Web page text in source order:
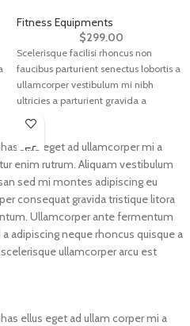
Fitness Equipments
$299.00
Scelerisque facilisi rhoncus non
faucibus parturient senectus lobortis a
ullamcorper vestibulum mi nibh
ultricies a parturient gravida a
vestibulum leo sem in. Est cum
torquent mi in scelerisque leo aptent
per at vitae ante eleifend mollis
adipiscing.
eget ad ullamcorper mi a
enim rutrum. Aliquam vestibulum
sed mi montes adipiscing eu
consequat gravida tristique litora
Ullamcorper ante fermentum
adipiscing neque rhoncus quisque a
ullamcorper arcu est
ellus eget ad ullam corper mi a